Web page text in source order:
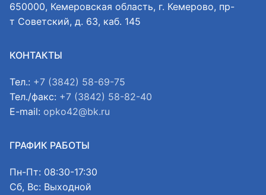
650000, Кемеровская область, г. Кемерово, пр-
т Советский, д. 63, каб. 145
КОНТАКТЫ
Тел.: +7 (3842) 58-69-75
Тел./факс: +7 (3842) 58-82-40
E-mail: opko42@bk.ru
ГРАФИК РАБОТЫ
Пн-Пт: 08:30-17:30
Сб, Вс: Выходной